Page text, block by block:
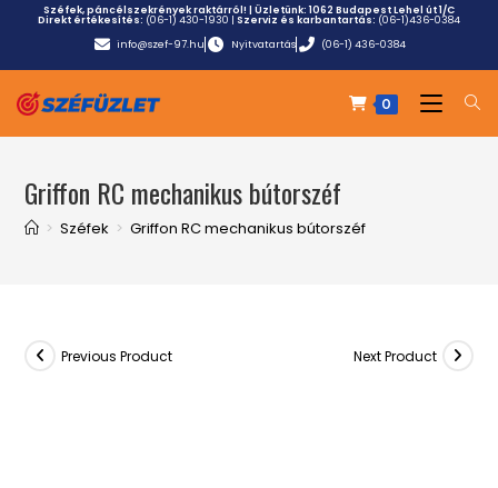
Széfek, páncélszekrények raktárról! | Üzletünk:1062 Budapest Lehel út 1/C
Direkt értékesítés: (06-1) 430-1930 | Szerviz és karbantartás: (06-1)436-0384
info@szef-97.hu
Nyitvatartás (06-1) 436-0384
0
Griffon RC mechanikus bútorszéf
> Széfek > Griffon RC mechanikus bútorszéf
Previous Product Next Product